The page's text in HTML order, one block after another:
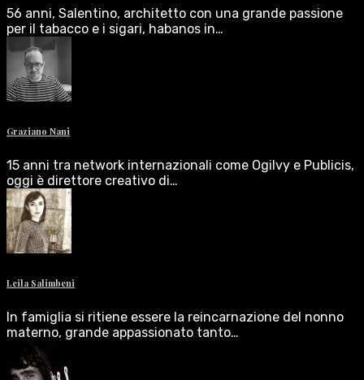
56 anni, Salentino, architetto con una grande passione
per il tabacco e i sigari, habanos in…
Graziano Nani
15 anni tra network internazionali come Ogilvy e Publicis,
oggi è direttore creativo di…
Leila Salimbeni
In famiglia si ritiene essere la reincarnazione del nonno
materno, grande appassionato tanto…